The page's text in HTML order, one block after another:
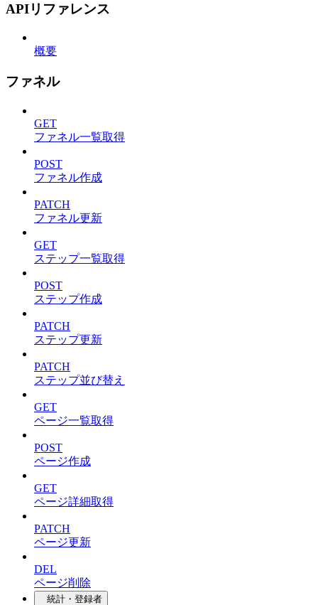
APIリファレンス
概要
ファネル
GET
ファネル一覧取得
POST
ファネル作成
PATCH
ファネル更新
GET
ステップ一覧取得
POST
ステップ作成
PATCH
ステップ更新
PATCH
ステップ並び替え
GET
ページ一覧取得
POST
ページ作成
GET
ページ詳細取得
PATCH
ページ更新
DEL
ページ削除
統計・登録者